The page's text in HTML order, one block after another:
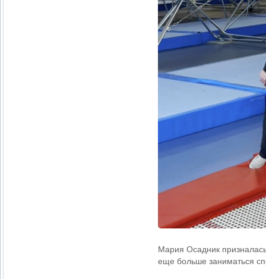
Мария Осадник
еще больше заниматься